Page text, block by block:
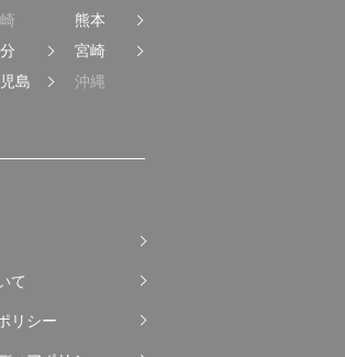
熊本
宮崎
島
沖縄
て
リシー